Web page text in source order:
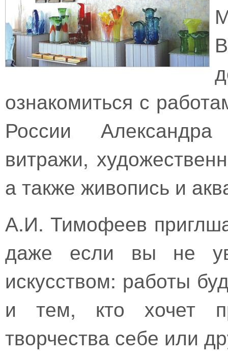
ознакомиться с
России
витражи,
а также живопись и
А.И. Тимофеев
даже если вы не
искусством: работы
и тем, кто хочет
творчества себе или